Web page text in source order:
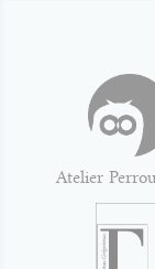
Atelier